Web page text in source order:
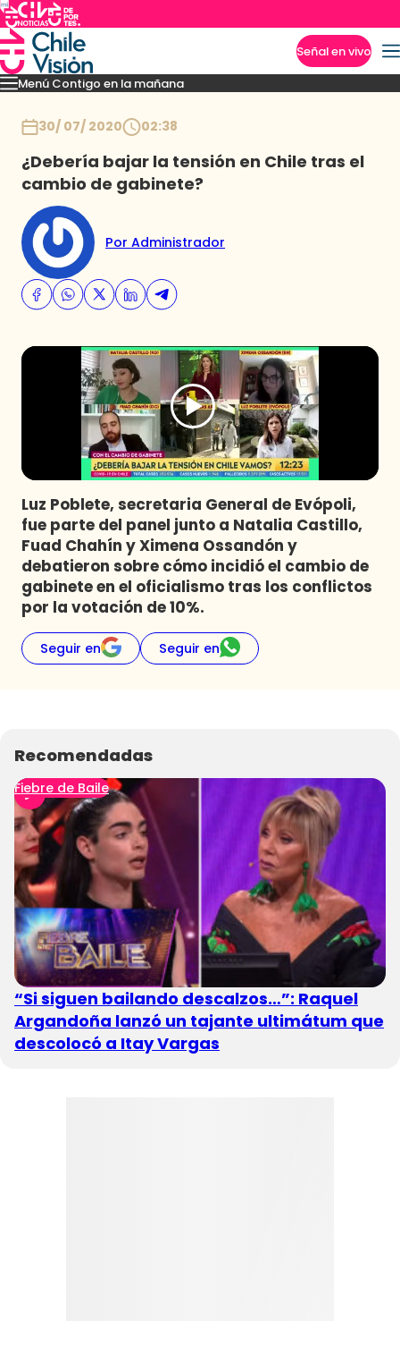
Señal en vivo
Menú Contigo en la mañana
MomentosReportajesDenunciasPolicialPolíticaEspectáculo
30/ 07/ 2020 02:38
¿Debería bajar la tensión en Chile tras el
cambio de gabinete?
Por Administrador
Luz Poblete, secretaria General de Evópoli,
fue parte del panel junto a Natalia Castillo,
Fuad Chahín y Ximena Ossandón y
debatieron sobre cómo incidió el cambio de
gabinete en el oficialismo tras los conflictos
por la votación de 10%.
Seguir en Seguir en
Recomendadas
Fiebre de Baile
“Si siguen bailando descalzos…”: Raquel
Argandoña lanzó un tajante ultimátum que
descolocó a Itay Vargas
Imperdibles
Programas
Club De La Comedia
Contigo en Directo
Plan Perfecto
El Tiempo
Sabingo
Todos Los Programas